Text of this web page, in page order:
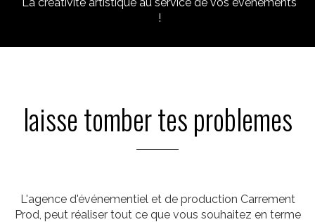
!
laisse tomber tes problemes
L'agence d'événementiel et de production Carrement
Prod, peut réaliser tout ce que vous souhaitez en terme